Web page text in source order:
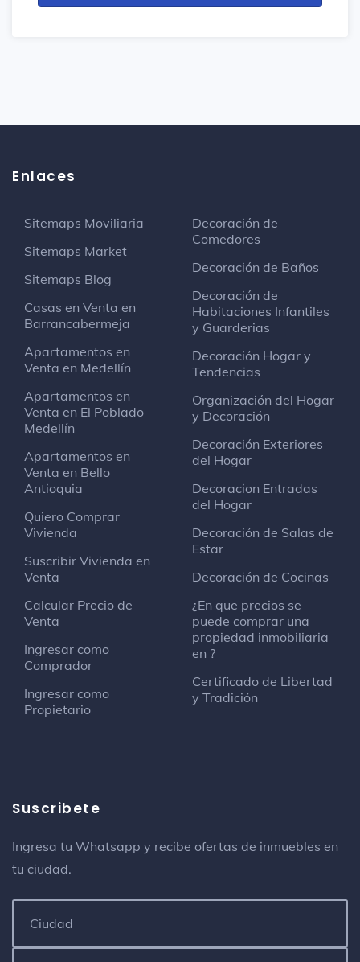
Enlaces
Sitemaps Moviliaria
Sitemaps Market
Sitemaps Blog
Casas en Venta en
Barrancabermeja
Apartamentos en
Venta en Medellín
Apartamentos en
Venta en El Poblado
Medellín
Apartamentos en
Venta en Bello
Antioquia
Quiero Comprar
Vivienda
Suscribir Vivienda en
Venta
Calcular Precio de
Venta
Ingresar como
Comprador
Ingresar como
Propietario
Decoración de
Comedores
Decoración de Baños
Decoración de
Habitaciones Infantiles
y Guarderias
Decoración Hogar y
Tendencias
Organización del Hogar
y Decoración
Decoración Exteriores
del Hogar
Decoracion Entradas
del Hogar
Decoración de Salas de
Estar
Decoración de Cocinas
¿En que precios se
puede comprar una
propiedad inmobiliaria
en ?
Certificado de Libertad
y Tradición
Suscribete
Ingresa tu Whatsapp y recibe ofertas de inmuebles en
tu ciudad.